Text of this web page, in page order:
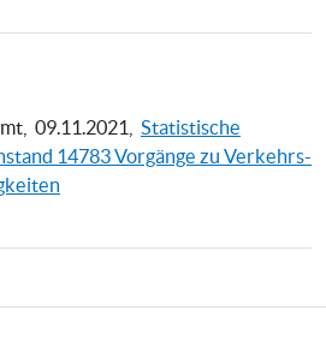
09.11.2021,
Statistische
14783 Vorgänge zu Verkehrs-